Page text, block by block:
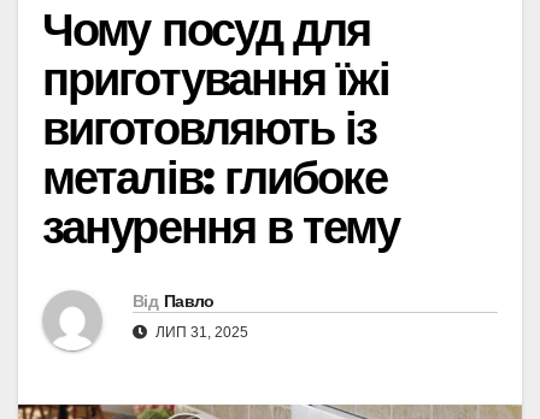
Чому посуд для
приготування їжі
виготовляють із
металів: глибоке
занурення в тему
Від Павло
ЛИП 31, 2025